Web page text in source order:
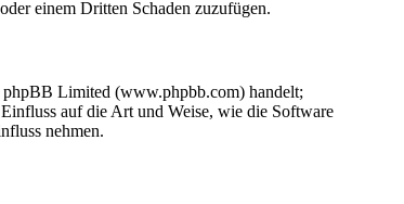
einem Dritten Schaden zuzufügen.
Limited (www.phpbb.com) handelt;
auf die Art und Weise, wie die Software
nehmen.